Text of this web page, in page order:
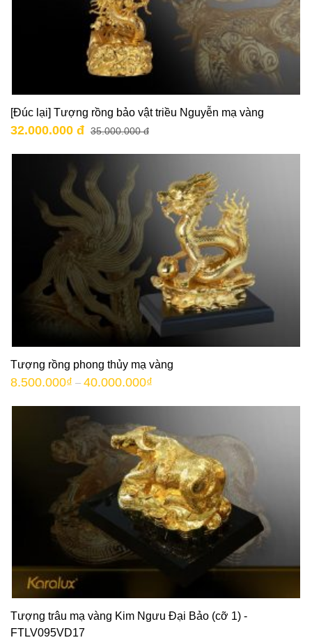
[Đúc lại] Tượng rồng bảo vật triều Nguyễn mạ vàng
32.000.000 đ 35.000.000 đ
Tượng rồng phong thủy mạ vàng
8.500.000₫ – 40.000.000₫
Tượng trâu mạ vàng Kim Ngưu Đại Bảo (cỡ 1) -
FTLV095VD17